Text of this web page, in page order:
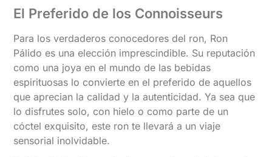
El Preferido de los Connoisseurs
Para los verdaderos conocedores del ron, Ron
Pálido es una elección imprescindible. Su reputación
como una joya en el mundo de las bebidas
espirituosas lo convierte en el preferido de aquellos
que aprecian la calidad y la autenticidad. Ya sea que
lo disfrutes solo, con hielo o como parte de un
cóctel exquisito, este ron te llevará a un viaje
sensorial inolvidable.